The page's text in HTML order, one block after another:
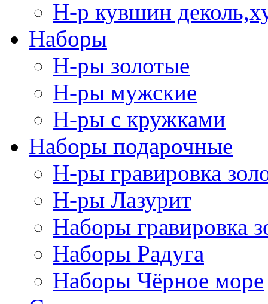
Н-р кувшин
Наборы
Н-ры золотые
Н-ры мужские
Н-ры с кружками
Наборы подарочные
Н-ры гравировка
Н-ры Лазурит
Наборы гравировка
Наборы Радуга
Наборы Чёрное море